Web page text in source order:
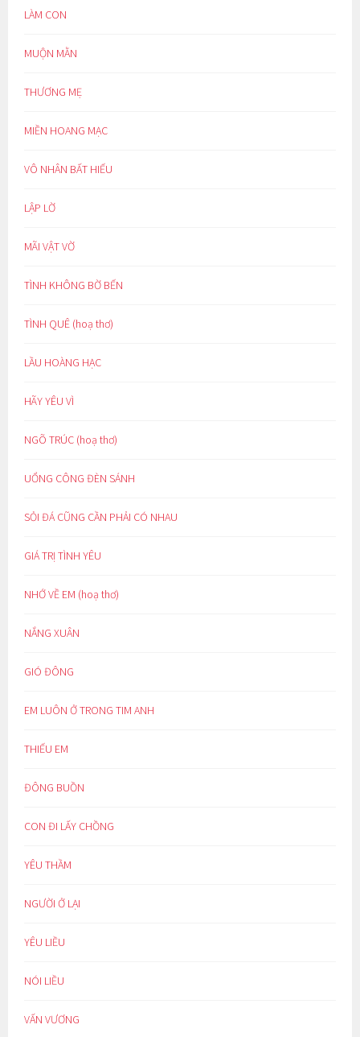
LÀM CON
MUỘN MẰN
THƯƠNG MẸ
MIỀN HOANG MẠC
VÔ NHÂN BẤT HIẾU
LẬP LỜ
MÃI VẬT VỜ
TÌNH KHÔNG BỜ BẾN
TÌNH QUÊ (hoạ thơ)
LẦU HOÀNG HẠC
HÃY YÊU VÌ
NGÕ TRÚC (hoạ thơ)
UỔNG CÔNG ĐÈN SÁNH
SỎI ĐÁ CŨNG CẦN PHẢI CÓ NHAU
GIÁ TRỊ TÌNH YÊU
NHỚ VỀ EM (hoạ thơ)
NẮNG XUÂN
GIÓ ĐÔNG
EM LUÔN Ở TRONG TIM ANH
THIẾU EM
ĐÔNG BUỒN
CON ĐI LẤY CHỒNG
YÊU THẦM
NGƯỜI Ở LẠI
YÊU LIỀU
NÓI LIỀU
VẤN VƯƠNG